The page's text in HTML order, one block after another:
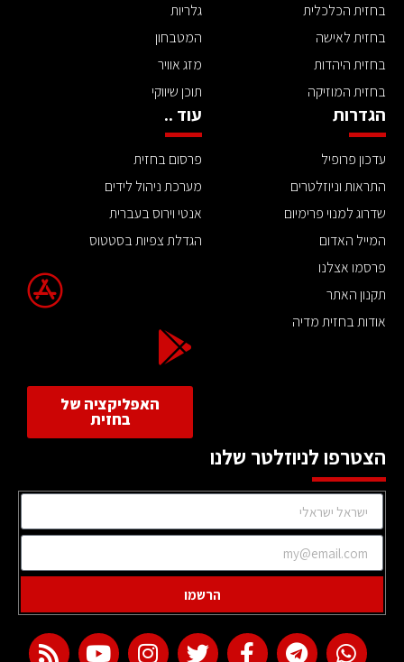
בחזית הכלכלית
בחזית לאישה
בחזית היהדות
בחזית המוזיקה
גלריות
המטבחון
מזג אוויר
תוכן שיווקי
הגדרות
עדכון פרופיל
התראות וניוזלטרים
שדרוג למנוי פרימיום
המייל האדום
פרסמו אצלנו
תקנון האתר
אודות בחזית מדיה
עוד ..
פרסום בחזית
מערכת ניהול לידים
אנטי וירוס בעברית
הגדלת צפיות בסטטוס
האפליקציה של
בחזית
הצטרפו לניוזלטר שלנו
הרשמו